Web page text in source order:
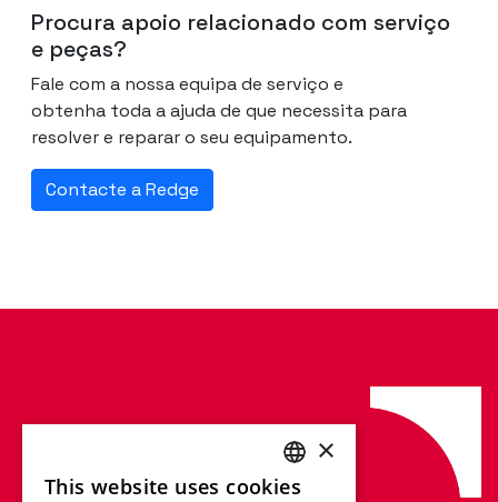
Procura apoio relacionado com serviço
e peças?
Fale com a nossa equipa de serviço e
obtenha toda a ajuda de que necessita para
resolver e reparar o seu equipamento.
Contacte a Redge
ENGLISH
×
This website uses cookies